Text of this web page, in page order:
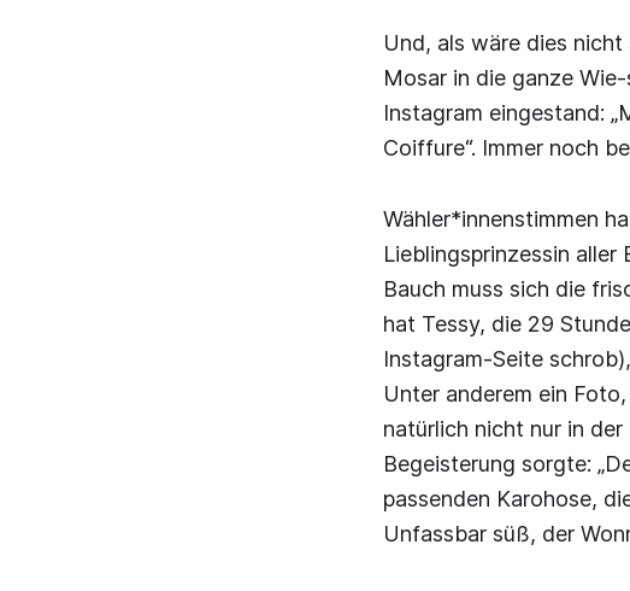
Und, als wäre dies
Mosar in die ganze
Instagram eingestand:
Coiffure“. Immer noch
Wähler*innenstimmen
Lieblingsprinzessin aller
Bauch muss sich die
hat Tessy, die 29
Instagram-Seite
Unter anderem ein
natürlich nicht nur in
Begeisterung sorgte:
passenden Karohose,
Unfassbar süß, der